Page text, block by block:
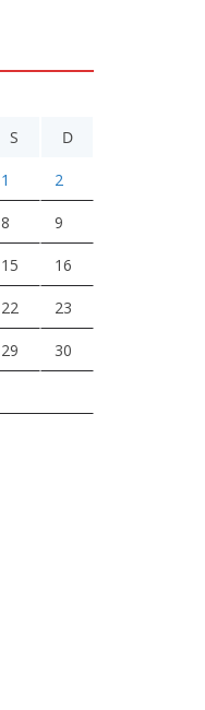
S D
1 2
8 9
15 16
22 23
29 30